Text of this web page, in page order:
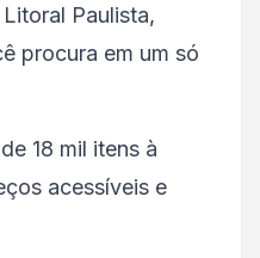
Paulista,
procura em um só
18 mil itens à
acessíveis e